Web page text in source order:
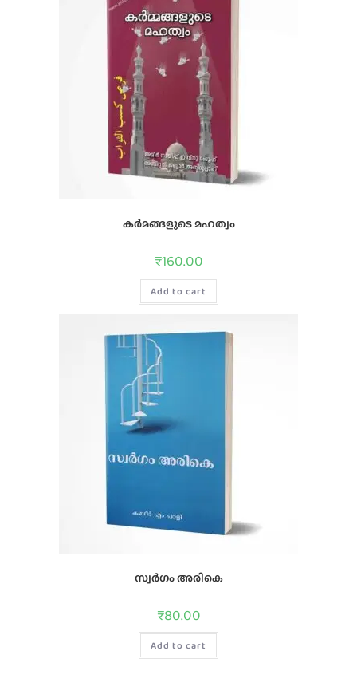
കര്‍മങ്ങളുടെ മഹത്വം
₹160.00
Add to cart
സ്വർഗം അരികെ
₹80.00
Add to cart